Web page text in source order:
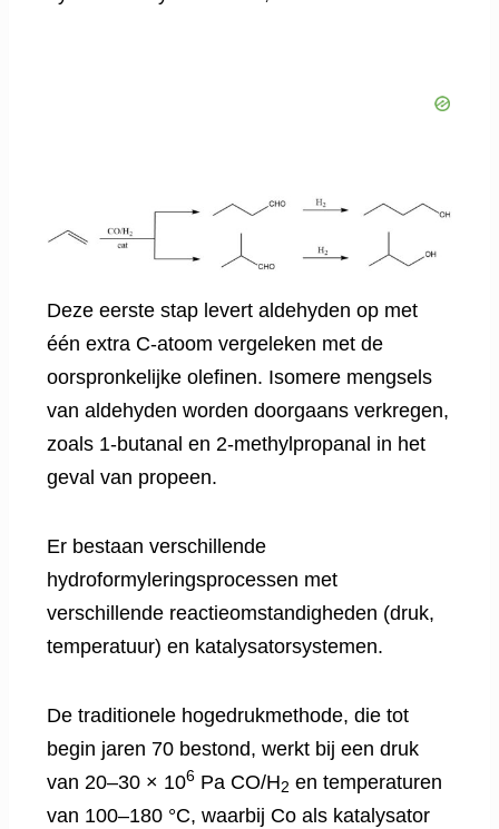
Deze eerste stap levert aldehyden op met
één extra C-atoom vergeleken met de
oorspronkelijke olefinen. Isomere mengsels
van aldehyden worden doorgaans verkregen,
zoals 1-butanal en 2-methylpropanal in het
geval van propeen.
Er bestaan verschillende
hydroformyleringsprocessen met
verschillende reactieomstandigheden (druk,
temperatuur) en katalysatorsystemen.
De traditionele hogedrukmethode, die tot
begin jaren 70 bestond, werkt bij een druk
van 20–30 × 106 Pa CO/H2 en temperaturen
van 100–180 °C, waarbij Co als katalysator